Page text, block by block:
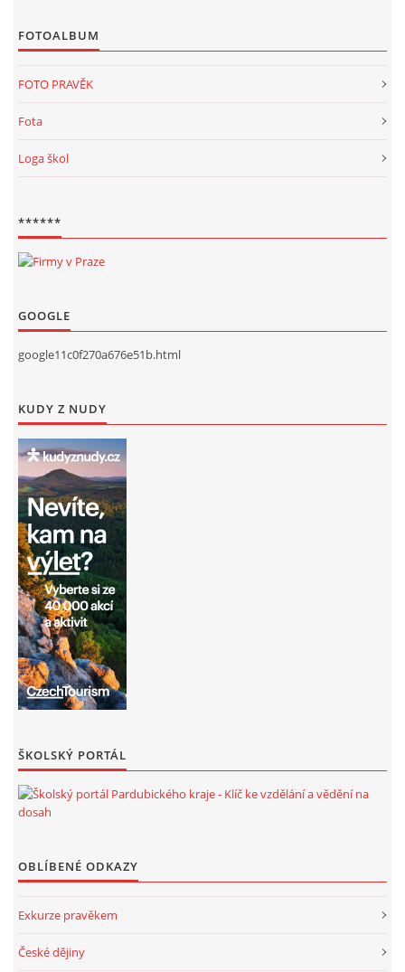
FOTOALBUM
FOTO PRAVĚK
Fota
Loga škol
******
GOOGLE
google11c0f270a676e51b.html
KUDY Z NUDY
ŠKOLSKÝ PORTÁL
OBLÍBENÉ ODKAZY
Exkurze pravěkem
České dějiny